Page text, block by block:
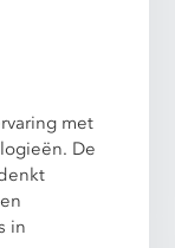
met
De
in